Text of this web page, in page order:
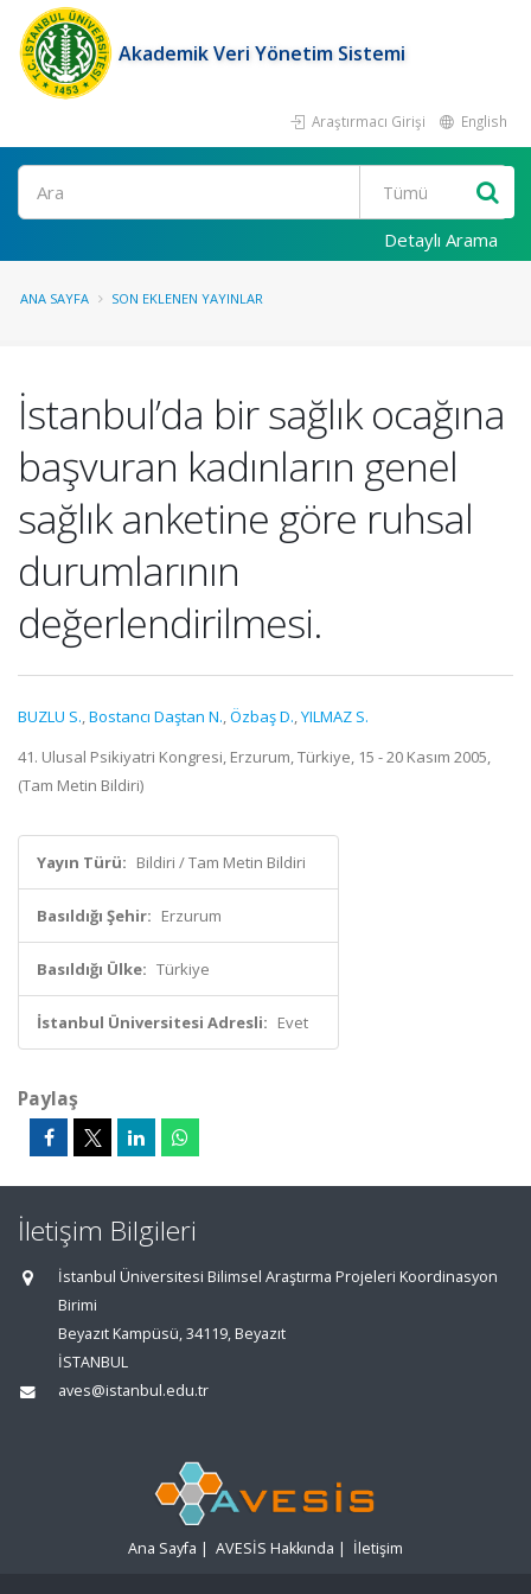
Akademik Veri Yönetim Sistemi
Araştırmacı Girişi English
Ara
Detaylı Arama
ANA SAYFA SON EKLENEN YAYINLAR
İstanbul’da bir sağlık ocağına
başvuran kadınların genel
sağlık anketine göre ruhsal
durumlarının
değerlendirilmesi.
BUZLU S.,Bostancı Daştan N.,Özbaş D.,YILMAZ S.
41. Ulusal Psikiyatri Kongresi, Erzurum, Türkiye, 15 - 20 Kasım 2005,
(Tam Metin Bildiri)
Yayın Türü: Bildiri / Tam Metin Bildiri
Basıldığı Şehir: Erzurum
Basıldığı Ülke: Türkiye
İstanbul Üniversitesi Adresli: Evet
Paylaş
İletişim Bilgileri
İstanbul Üniversitesi Bilimsel Araştırma Projeleri Koordinasyon
Birimi
Beyazıt Kampüsü, 34119, Beyazıt
İSTANBUL
aves@istanbul.edu.tr
Ana Sayfa | AVESİS Hakkında | İletişim